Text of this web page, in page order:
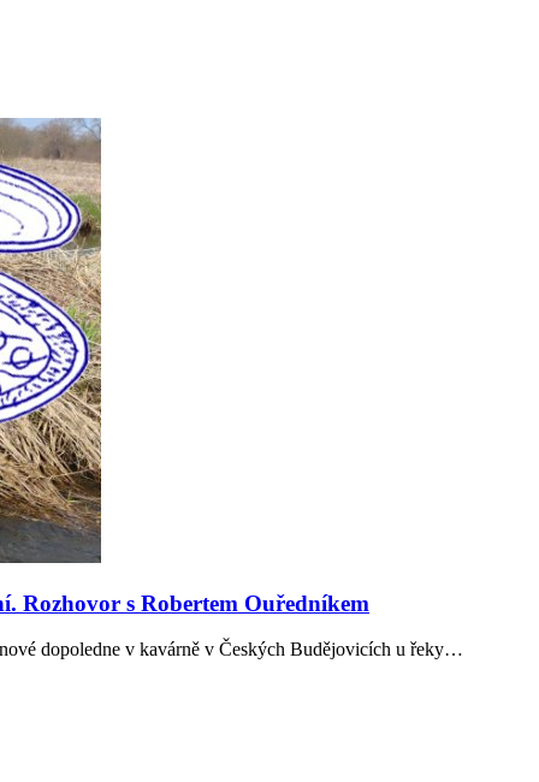
Rozhovor s Robertem Ouředníkem
dopoledne v kavárně v Českých Budějovicích u řeky…